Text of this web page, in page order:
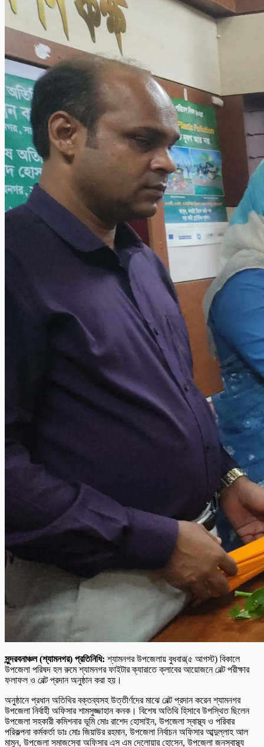
সুন্দরবনাঞ্চল (শ্যামনগর) প্রতিনিধি: শ্যামনগর উপজেলায় বুধবার(৫ আগস্ট) বিকালে
উপজেলা পরিষদ হল রুমে শ্যামনগর ফাইটার ক্যারাতে ক্লাবের আয়োজনে বেল্ট পরীক্ষার
ফলাফল ও বেল্ট প্রদান অনুষ্ঠান করা হয়।
অনুষ্ঠানে প্রধান অতিথির বক্তব্যসহ উত্তীর্ণদের মাঝে বেল্ট প্রদান করেন শ্যামনগর
উপজেলা নির্বাহী অফিসার শামসুজ্জাহান কনক। বিশেষ অতিথি হিসাবে উপস্থিত ছিলেন
উপজেলা সহকারী কমিশনার ভূমি মোঃ রাশেদ হোসাইন, উপজেলা স্বাস্থ্য ও পরিবার
পরিকল্পনা কর্মকর্তা ডাঃ মোঃ জিয়াউর রহমান, উপজেলা নির্বাচন অফিসার আব্দুল্লাহ আল
মামুন, উপজেলা সমাজসেবা অফিসার এস এম দেলোয়ার হোসেন, উপজেলা জনস্বাস্থ্য